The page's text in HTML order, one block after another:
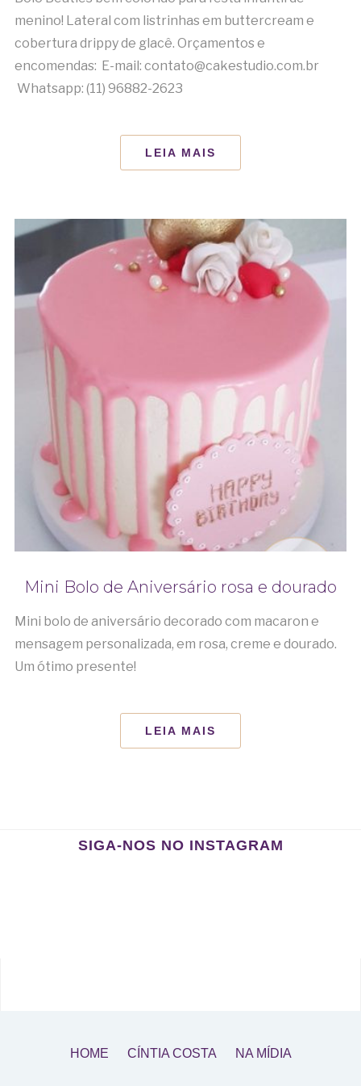
menino! Lateral com listrinhas em buttercream e
cobertura drippy de glacê. Orçamentos e
encomendas: E-mail: contato@cakestudio.com.br
Whatsapp: (11) 96882-2623
LEIA MAIS
Mini Bolo de Aniversário rosa e dourado
Mini bolo de aniversário decorado com macaron e
mensagem personalizada, em rosa, creme e dourado.
Um ótimo presente!
LEIA MAIS
SIGA-NOS NO INSTAGRAM
HOME CÍNTIA COSTA NA MÍDIA